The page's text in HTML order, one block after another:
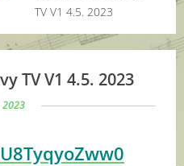
TV V1 4.5. 2023
TV V1 4.5. 2023
2023